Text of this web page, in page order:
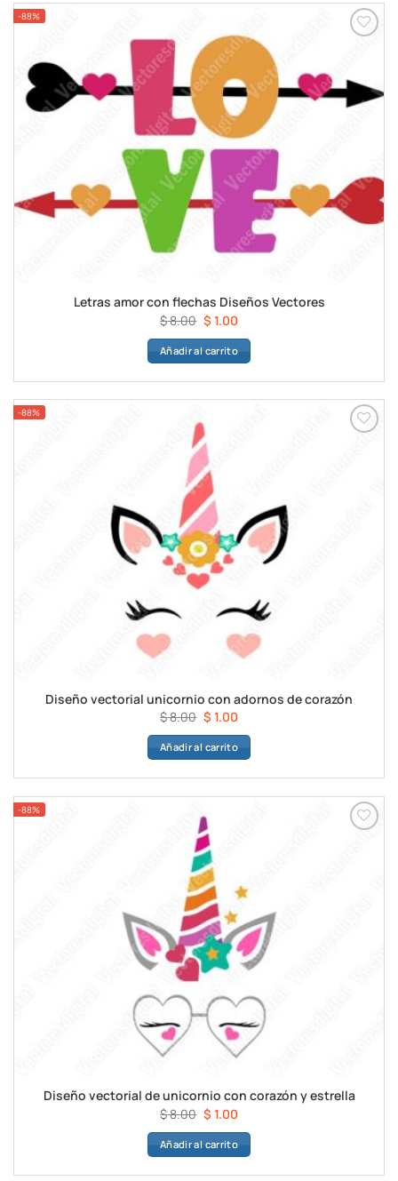
-88%
Letras amor con flechas Diseños Vectores
$8.00 El
precio
original
$ 8.00.
$ 1.00El
precio
actual
$ 1.00.
Añadir al carrito
-88%
Diseño vectorial unicornio con adornos de corazón
$8.00 El
precio
original
$ 8.00.
$ 1.00El
precio
actual
$ 1.00.
Añadir al carrito
-88%
Diseño vectorial de unicornio con corazón y estrella
$8.00 El
precio
original
$ 1.00El
precio
actual
Añadir al carrito